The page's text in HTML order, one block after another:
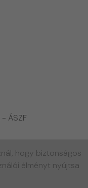
ÁSZF
hogy biztonságos
élményt nyújtsa